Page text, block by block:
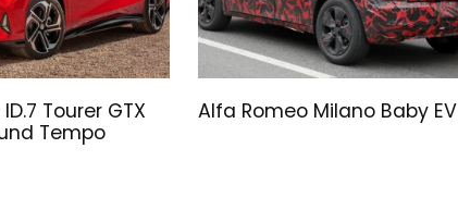
Tourer GTX
Tempo
Alfa Romeo Milano Baby EV